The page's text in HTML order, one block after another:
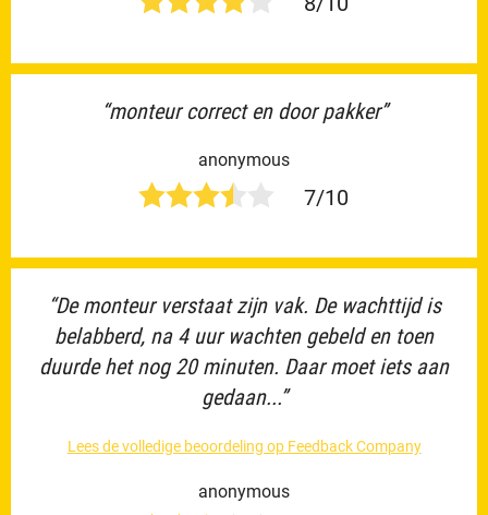
“monteur correct en door pakker”
anonymous
7/10
“De monteur verstaat zijn vak. De wachttijd is
belabberd, na 4 uur wachten gebeld en toen
duurde het nog 20 minuten. Daar moet iets aan
gedaan...”
Lees de volledige beoordeling op Feedback Company
anonymous